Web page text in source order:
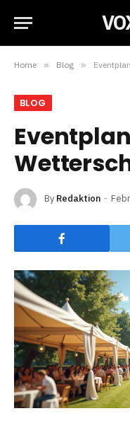
Home » Blog »
BLOG
By Redaktion